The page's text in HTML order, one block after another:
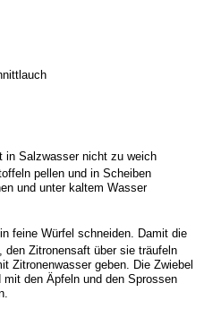
in Salzwasser nicht zu weich
pellen und in Scheiben
und unter kaltem Wasser
feine Würfel schneiden. Damit die
den Zitronensaft über sie träufeln
Zitronenwasser geben. Die Zwiebel
den Äpfeln und den Sprossen